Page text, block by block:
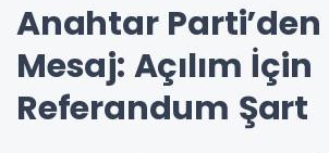
Anahtar Parti’den
Mesaj: Açılım İçin
Referandum Şart